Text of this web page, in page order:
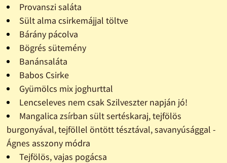
Provanszi saláta
Sült alma csirkemájjal töltve
Bárány pácolva
Bögrés sütemény
Banánsaláta
Babos Csirke
Gyümölcs mix joghurttal
Lencseleves nem csak Szilveszter napján jó!
Mangalica zsírban sült sertéskaraj, tejfölös
burgonyával, tejföllel öntött tésztával, savanyúsággal -
Ágnes asszony módra
Tejfölös, vajas pogácsa